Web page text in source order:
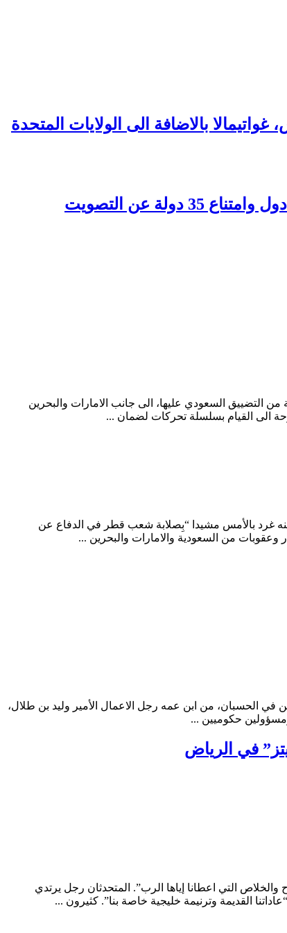
بالاضافة الى الولايات المتحدة
التضييق السعودي عليها، الى جانب الامارات والبحرين
الى القيام بسلسلة تحركات لضمان ...
الشيخ تميم بن حمد ال ثاني للمرة الأولى عبر “تويتر” لمناسبة العيد الوطني لقطر. وكان حساب الأمير تميم افتتح في العام 2015، لكنه غرد بالأمس مشيدا “بِصلابة شعب قطر في الدفاع عن
وعقوبات من السعودية والامارات والبحرين ...
في الحسبان، من ابن عمه رجل الاعمال الأمير وليد بن طلال،
حكوميين ...
في الرياض
التي اعطانا إياها الرب”. المتحدثان رجل يرتدي
القديمة وترنيمة خليجية خاصة بنا”. كثيرون ...